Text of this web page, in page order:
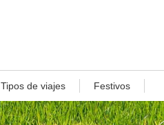
Tipos de viajes Festivos